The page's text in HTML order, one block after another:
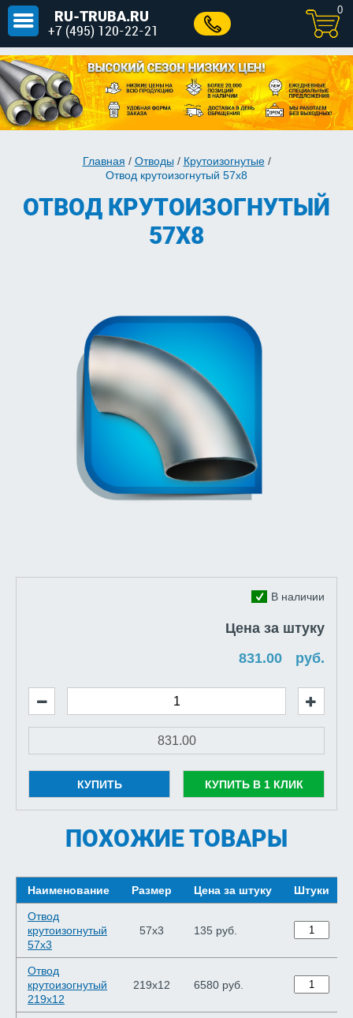
RU-TRUBA.RU
+7 (495) 120-22-21
0
Главная / Отводы / Крутоизогнутые/
Отвод крутоизогнутый 57х8
ОТВОД КРУТОИЗОГНУТЫЙ
57Х8
В наличии
Цена за штуку
руб.
КУПИТЬ КУПИТЬ В 1 КЛИК
ПОХОЖИЕ ТОВАРЫ
Наименование Размер Цена за штуку Штуки
Отвод
крутоизогнутый
57х3
57х3 135 руб.
Отвод
крутоизогнутый
219х12
219х12 6580 руб.